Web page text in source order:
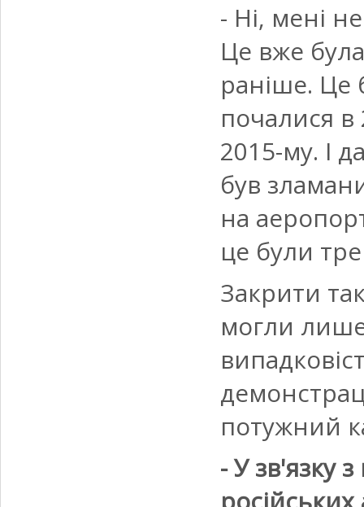
- Ні, мені
Це вже
раніше. Це
почалися в
2015-му. І
був
на
це були
Закрити
могли
потужний
- У зв'язку